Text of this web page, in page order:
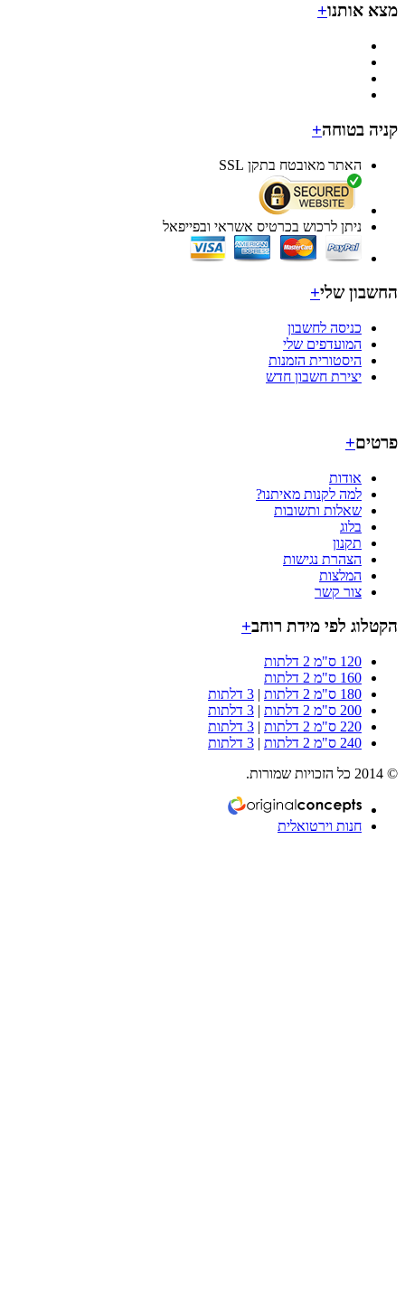
אותנו+
בטוחה+
האתר מאובטח בתקן SSL
ניתן לרכוש בכרטיס אשראי ובפייפאל
שלי+
כניסה לחשבון
המועדפים שלי
היסטורית הזמנות
יצירת חשבון חדש
+
אודות
למה לקנות מאיתנו?
שאלות ותשובות
בלוג
תקנון
הצהרת נגישות
המלצות
צור קשר
לפי מידת רוחב +
120 ס"מ 2 דלתות
160 ס"מ 2 דלתות
180 ס"מ 2 דלתות
|3 דלתות
200 ס"מ 2 דלתות
|3 דלתות
220 ס"מ 2 דלתות
|3 דלתות
240 ס"מ 2 דלתות
|3 דלתות
חנות וירטואלית